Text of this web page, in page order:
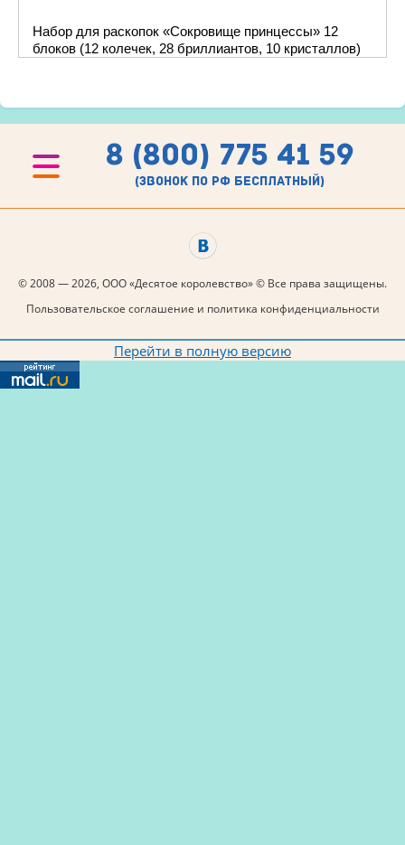
Набор для раскопок «Сокровище принцессы» 12
блоков (12 колечек, 28 бриллиантов, 10 кристаллов)
8 (800) 775 41 59
(звонок по рф бесплатный)
© 2008 — 2026, ООО «Десятое королевство» © Все права защищены.
Пользовательское соглашение и политика конфиденциальности
Перейти в полную версию